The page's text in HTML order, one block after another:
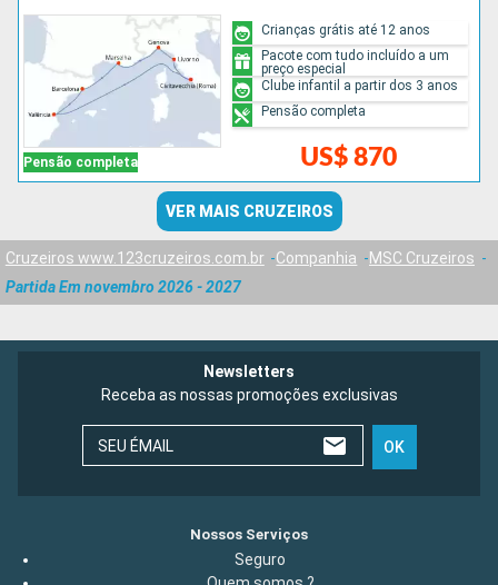
Pensão completa US$ 870
Crianças grátis até 12 anos
Pacote com tudo incluído a um
preço especial
Clube infantil a partir dos 3 anos
Pensão completa
VER MAIS CRUZEIROS
Cruzeiros www.123cruzeiros.com.br Companhia
MSC Cruzeiros
Partida Em novembro 2026 - 2027
Newsletters
Receba as nossas promoções exclusivas
SEU ÉMAIL OK
Nossos Serviços
Seguro